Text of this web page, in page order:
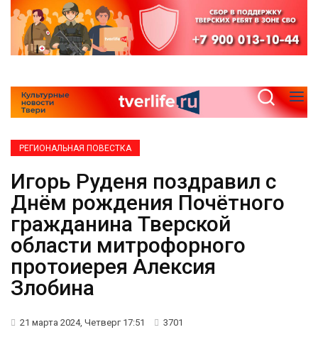
РЕГИОНАЛЬНАЯ ПОВЕСТКА
Игорь Руденя поздравил с
Днём рождения Почётного
гражданина Тверской
области митрофорного
протоиерея Алексия
Злобина
21 марта 2024, Четверг 17:51 3701